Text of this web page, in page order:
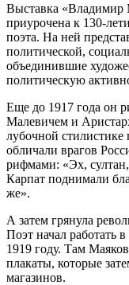
Выставка «Владимир
приурочена к 130-
поэта. На ней
политической,
объединившие
политическую
Еще до 1917 года он
Малевичем и
лубочной
обличали врагов
рифмами: «Эх,
Карпат поднимали
же».
А затем грянула
Поэт начал работать
1919 году. Там
плакаты, которые
магазинов.